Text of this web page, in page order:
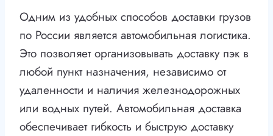
Одним из удобных способов доставки грузов
по России является автомобильная логистика.
Это позволяет организовывать доставку пэк в
любой пункт назначения, независимо от
удаленности и наличия железнодорожных
или водных путей. Автомобильная доставка
обеспечивает гибкость и быструю доставку